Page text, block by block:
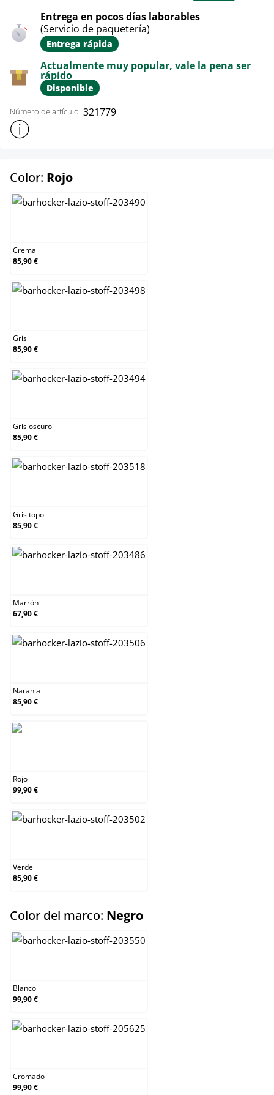
Entrega en pocos días laborables
(Servicio de paquetería)
Entrega rápida
Actualmente muy popular, vale la pena ser
rápido
Disponible
Número de artículo: 321779
Mostrar más información sobre el producto
Color: Rojoselect
Crema
85,90 €
Gris
85,90 €
Gris oscuro
85,90 €
Gris topo
85,90 €
Marrón
67,90 €
Naranja
85,90 €
Rojo
99,90 €
Verde
85,90 €
Color del marco: Negroselect
Blanco
99,90 €
Cromado
99,90 €